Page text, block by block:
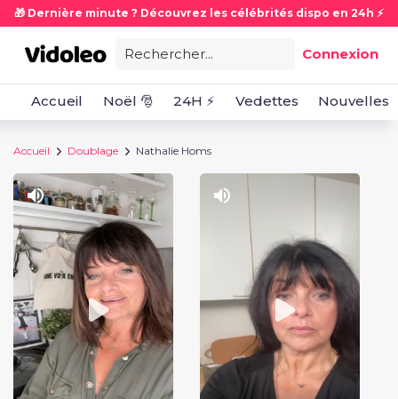
🎁 Dernière minute ? Découvrez les célébrités dispo en 24h ⚡
Rechercher... Connexion
Accueil Noël 🎅 24H ⚡ Vedettes Nouvelles
Accueil Doublage Nathalie Homs